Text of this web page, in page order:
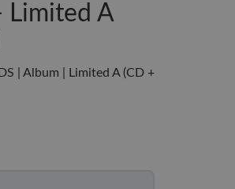
Limited A
| Album | Limited A (CD +